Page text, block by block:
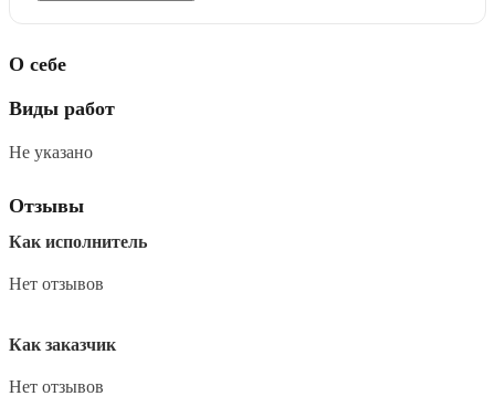
О себе
Виды работ
Не указано
Отзывы
Как исполнитель
Нет отзывов
Как заказчик
Нет отзывов